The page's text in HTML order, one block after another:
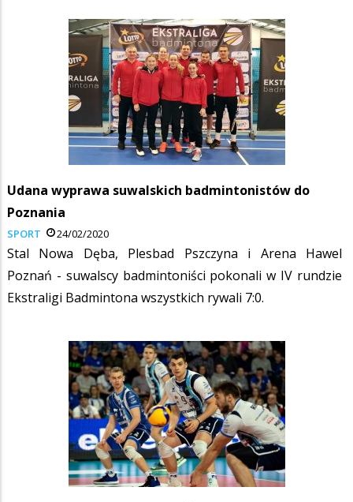
Udana wyprawa suwalskich badmintonistów do
Poznania
SPORT 24/02/2020
Stal Nowa Dęba, Plesbad Pszczyna i Arena Hawel
Poznań - suwalscy badmintoniści pokonali w IV rundzie
Ekstraligi Badmintona wszystkich rywali 7:0.